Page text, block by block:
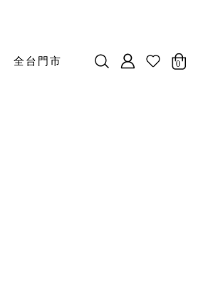
全台門市 0